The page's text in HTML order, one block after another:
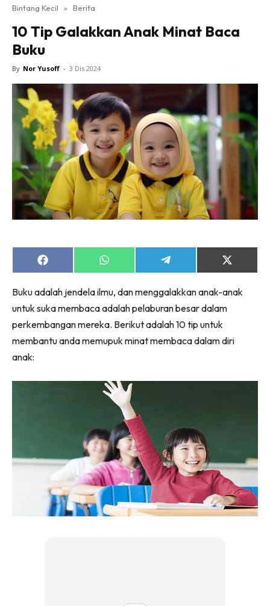
Bintang Kecil » Berita
10 Tip Galakkan Anak Minat Baca
Buku
By Nor Yusoff - 3 Dis 2024
Share
on
Share
on
Share
on
Share
on
(Twitter)
Buku adalah jendela ilmu, dan menggalakkan anak-anak
untuk suka membaca adalah pelaburan besar dalam
perkembangan mereka. Berikut adalah 10 tip untuk
membantu anda memupuk minat membaca dalam diri
anak: